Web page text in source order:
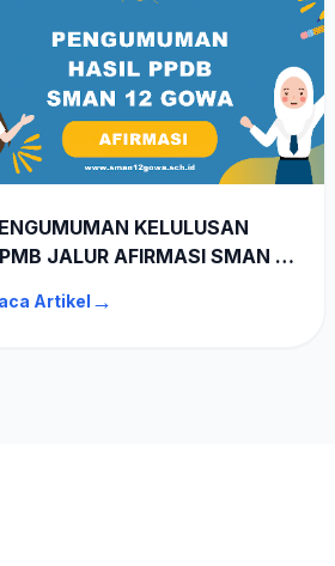
KELULUSAN
JALUR AFIRMASI SMAN 12
Artikel →